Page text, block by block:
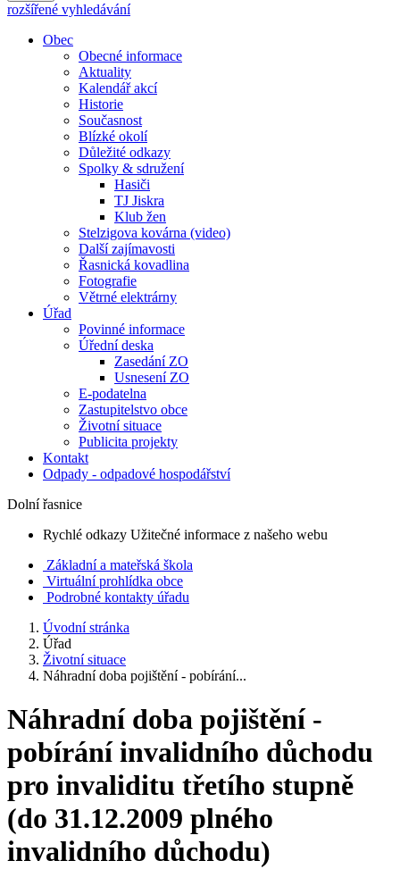
rozšířené vyhledávání
Obec
Obecné informace
Aktuality
Kalendář akcí
Historie
Současnost
Blízké okolí
Důležité odkazy
Spolky & sdružení
Hasiči
TJ Jiskra
Klub žen
Stelzigova kovárna (video)
Další zajímavosti
Řasnická kovadlina
Fotografie
Větrné elektrárny
Úřad
Povinné informace
Úřední deska
Zasedání ZO
Usnesení ZO
E-podatelna
Zastupitelstvo obce
Životní situace
Publicita projekty
Kontakt
Odpady - odpadové hospodářství
Dolní řasnice
Rychlé odkazy Užitečné informace z našeho webu
Základní a mateřská škola
Virtuální prohlídka obce
Podrobné kontakty úřadu
Úvodní stránka
Úřad
Životní situace
Náhradní doba pojištění - pobírání...
Náhradní doba pojištění -
pobírání invalidního důchodu
pro invaliditu třetího stupně
(do 31.12.2009 plného
invalidního důchodu)